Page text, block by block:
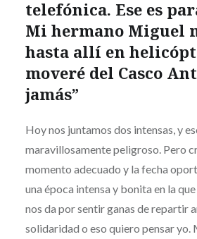
telefónica. Ese es
Mi hermano Miguel
hasta allí en
moveré del Casco
jamás”
Hoy nos juntamos dos intensas, y
maravillosamente peligroso. Pero
momento adecuado y la fecha
una época intensa y bonita en la
nos da por sentir ganas de repartir
solidaridad o eso quiero pensar yo.